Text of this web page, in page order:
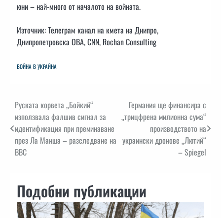
юни – най-много от началото на войната.
Източник: Телеграм канал на кмета на Днипро,
Днипропетровска ОВА, CNN, Rochan Consulting
ВОЙНА В УКРАЙНА
Навигация
Руската корвета „Бойкий“
използвала фалшив сигнал за
идентификация при преминаване
през Ла Манша – разследване на
BBC
Германия ще финансира с
„трицфрена милионна сума“
производството на
украински дронове „Лютий“
– Spiegel
Подобни публикации